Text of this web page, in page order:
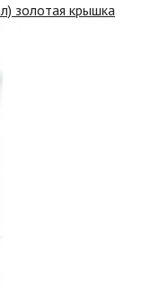
золотая крышка